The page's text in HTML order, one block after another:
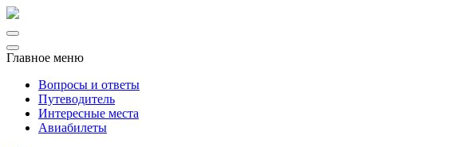
Главное меню
Вопросы и ответы
Путеводитель
Интересные места
Авиабилеты